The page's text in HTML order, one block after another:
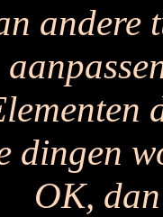
andere
dingen
OK,